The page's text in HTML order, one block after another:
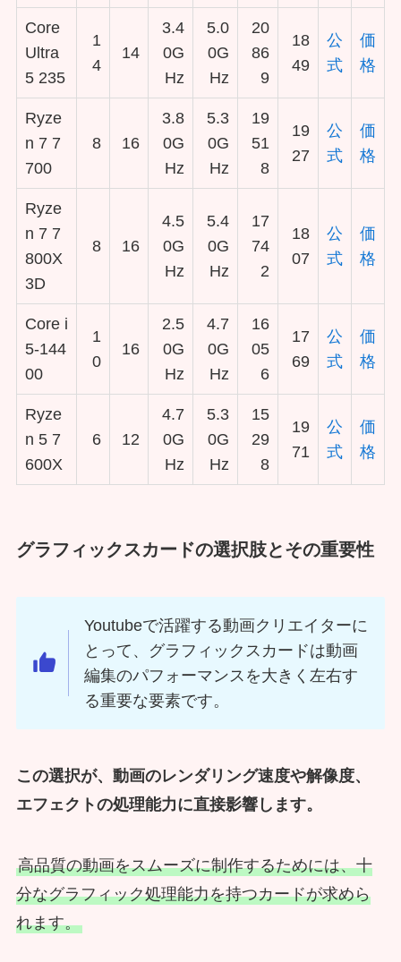
Core
Ultra
5 235
1
4
14
3.4
0G
Hz
5.0
0G
Hz
20
86
9
18
49
公
式
価
格
Ryze
n 7 7
700
8 16
3.8
0G
Hz
5.3
0G
Hz
19
51
8
19
27
公
式
価
格
Ryze
n 7 7
800X
3D
8 16
4.5
0G
Hz
5.4
0G
Hz
17
74
2
18
07
公
式
価
格
Core i
5-144
00
1
0
16
2.5
0G
Hz
4.7
0G
Hz
16
05
6
17
69
公
式
価
格
Ryze
n 5 7
600X
6 12
4.7
0G
Hz
5.3
0G
Hz
15
29
8
19
71
公
式
価
格
グラフィックスカードの選択肢とその重要性
Youtubeで活躍する動画クリエイターに
とって、グラフィックスカードは動画
編集のパフォーマンスを大きく左右す
る重要な要素です。
この選択が、動画のレンダリング速度や解像度、
エフェクトの処理能力に直接影響します。
高品質の動画をスムーズに制作するためには、十
分なグラフィック処理能力を持つカードが求めら
れます。